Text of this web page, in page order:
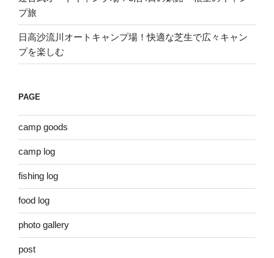
プ旅
日高沙流川オートキャンプ場！快適な芝生で広々キャン
プを楽しむ
PAGE
camp goods
camp log
fishing log
food log
photo gallery
post